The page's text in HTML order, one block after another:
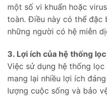
một số vi khuẩn hoặc
toàn. Điều này có thể đặc
những người có hệ miễn
3. Lợi ích của hệ thống
Việc sử dụng hệ thống
mang lại nhiều lợi ích
lượng cuộc sống và bảo